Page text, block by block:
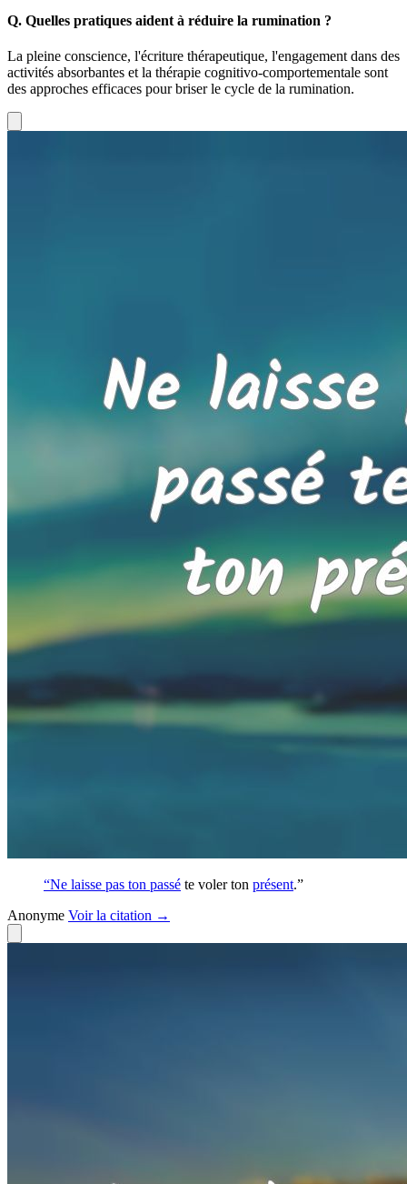
Q. Quelles pratiques aident à réduire la rumination ?
La pleine conscience, l'écriture thérapeutique, l'engagement dans des
activités absorbantes et la thérapie cognitivo-comportementale sont
des approches efficaces pour briser le cycle de la rumination.
“Ne laisse pas ton passé te voler ton présent.”
Anonyme Voirla citation →